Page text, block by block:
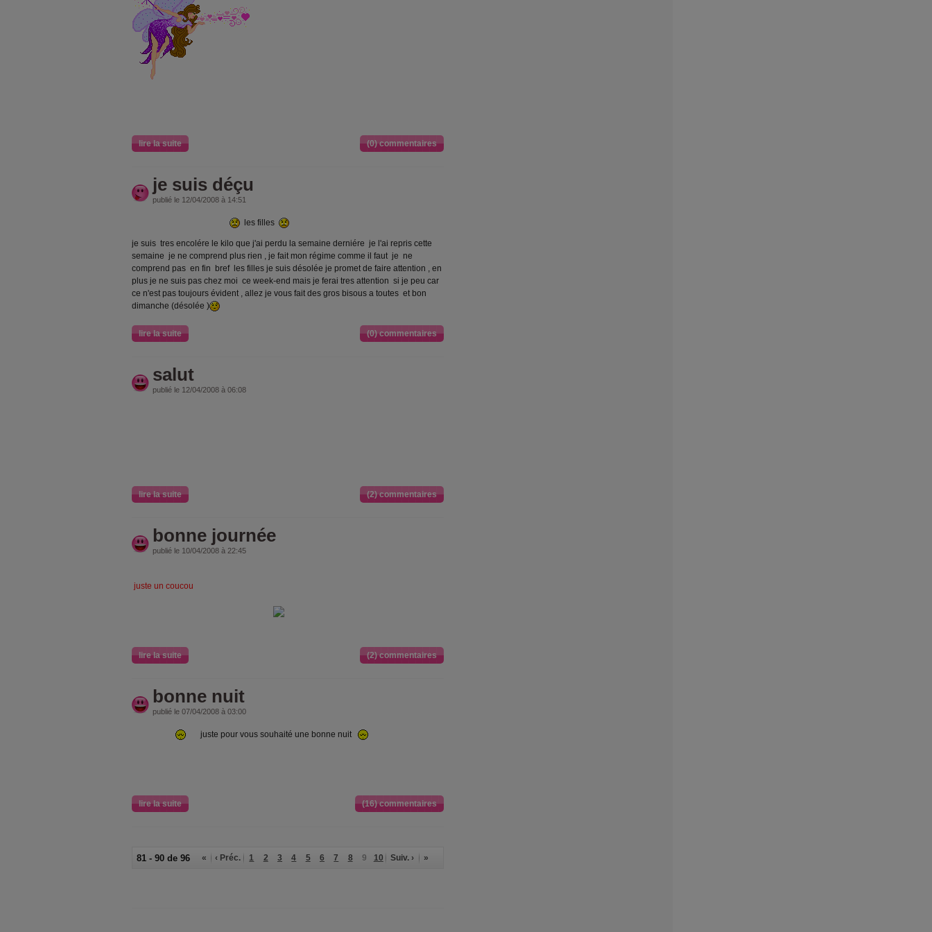
lire la suite (0) commentaires
je suis déçu
publié le 12/04/2008 à 14:51
les filles
je suis tres encolére le kilo que j'ai perdu la semaine derniére je l'ai repris cette
semaine je ne comprend plus rien , je fait mon régime comme il faut je ne
comprend pas en fin bref les filles je suis désolée je promet de faire attention , en
plus je ne suis pas chez moi ce week-end mais je ferai tres attention si je peu car
ce n'est pas toujours évident , allez je vous fait des gros bisous a toutes et bon
dimanche (désolée )
lire la suite (0) commentaires
salut
publié le 12/04/2008 à 06:08
lire la suite (2) commentaires
bonne journée
publié le 10/04/2008 à 22:45
juste un coucou
lire la suite (2) commentaires
bonne nuit
publié le 07/04/2008 à 03:00
juste pour vous souhaité une bonne nuit
lire la suite (16) commentaires
81 - 90 de 96 « ‹ Préc. 1 2 3 4 5 6 7 8 9 10 Suiv. › »